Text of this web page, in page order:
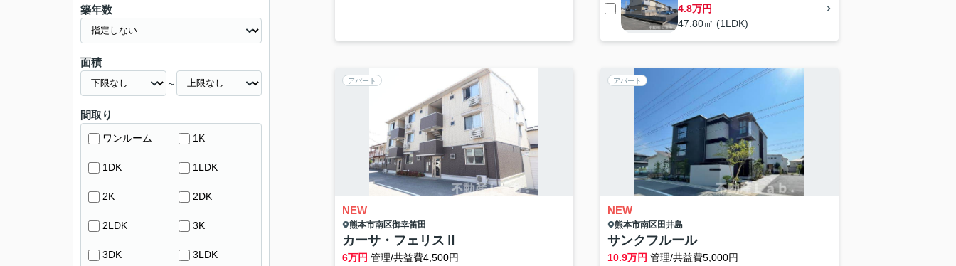
4.8万円
47.80㎡ (1LDK)
アパート
NEW
熊本市南区御幸笛田
カーサ・フェリスⅡ
6万円 管理/共益費4,500円
アパート
NEW
熊本市南区田井島
サンクフルール
10.9万円 管理/共益費5,000円
築年数
面積
～
間取り
ワンルーム 1K
1DK 1LDK
2K 2DK
2LDK 3K
3DK 3LDK